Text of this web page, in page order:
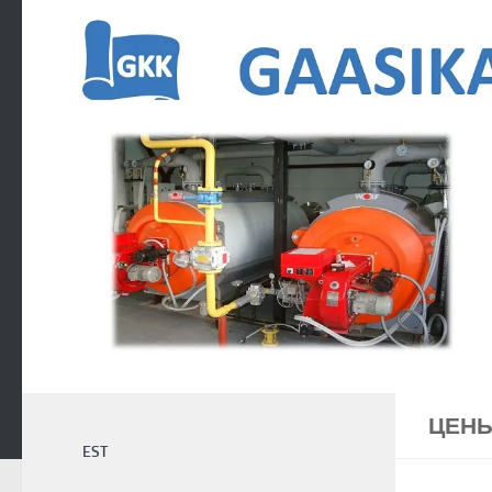
Перейти к содержимому
EST